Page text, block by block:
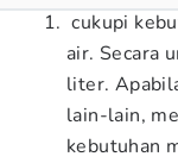
cukupi
air. Secara
liter.
lain-lain,
kebutuhan